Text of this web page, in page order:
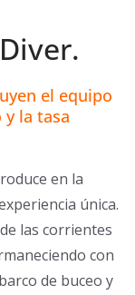
el equipo
y la tasa
en la
única.
las corrientes
con
de buceo y